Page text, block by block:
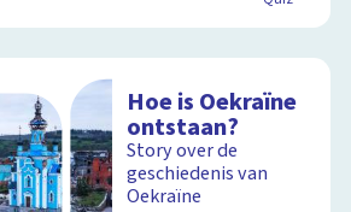
Hoe is Oekraïne
ontstaan?
Story over de
geschiedenis van
Oekraïne